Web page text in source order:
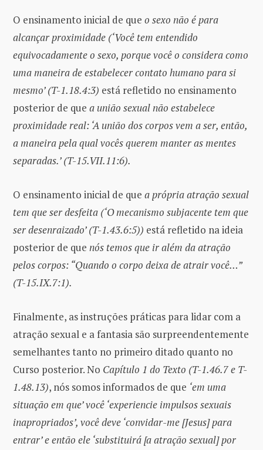
O ensinamento inicial de que o sexo não é para
alcançar proximidade (‘Você tem entendido
equivocadamente o sexo, porque você o considera como
uma maneira de estabelecer contato humano para si
mesmo’ (T-1.18.4:3) está refletido no ensinamento
posterior de que a união sexual não estabelece
proximidade real: ‘A união dos corpos vem a ser, então,
a maneira pela qual vocês querem manter as mentes
separadas.’ (T-15.VII.11:6).
O ensinamento inicial de que a própria atração sexual
tem que ser desfeita (‘O mecanismo subjacente tem que
ser desenraizado’ (T-1.43.6:5)) está refletido na ideia
posterior de que nós temos que ir além da atração
pelos corpos: “Quando o corpo deixa de atrair você…”
(T-15.IX.7:1).
Finalmente, as instruções práticas para lidar com a
atração sexual e a fantasia são surpreendentemente
semelhantes tanto no primeiro ditado quanto no
Curso posterior. No Capítulo 1 do Texto (T-1.46.7 e T-
1.48.13), nós somos informados de que ‘em uma
situação em que’ você ‘experiencie impulsos sexuais
inapropriados’, você deve ‘convidar-me [Jesus] para
entrar’ e então ele ‘substituirá [a atração sexual] por